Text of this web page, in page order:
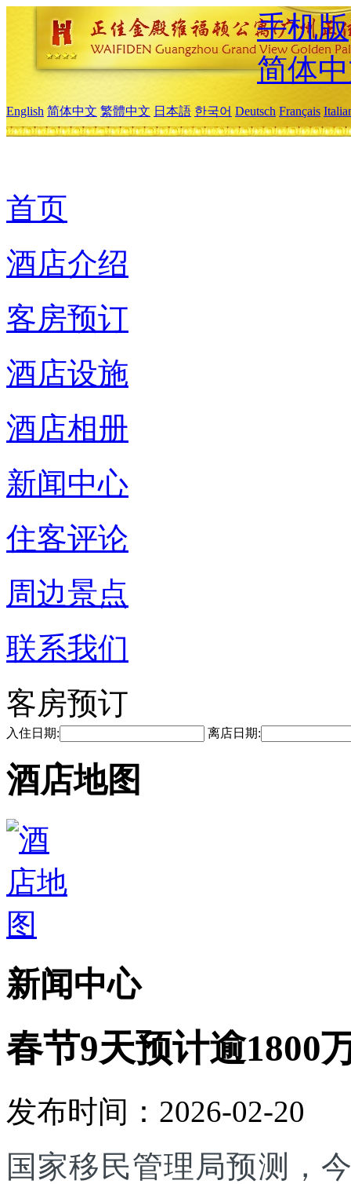
手机版
简体
English 简体中文 繁體中文 日本語 한국어 Deutsch Français
首页
酒店介绍
客房预订
酒店设施
酒店相册
新闻中心
住客评论
周边景点
联系我们
客房预订
入住日期: 离店日期:
酒店地图
新闻中心
春节9天预计逾1800
发布时间：2026-02-20
国家移民管理局预测，